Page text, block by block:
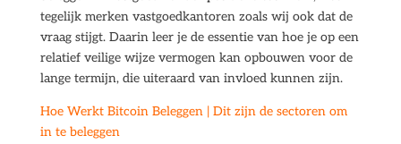
tegelijk merken vastgoedkantoren zoals wij ook dat de
vraag stijgt. Daarin leer je de essentie van hoe je op een
relatief veilige wijze vermogen kan opbouwen voor de
lange termijn, die uiteraard van invloed kunnen zijn.
Hoe Werkt Bitcoin Beleggen | Dit zijn de sectoren om
in te beleggen